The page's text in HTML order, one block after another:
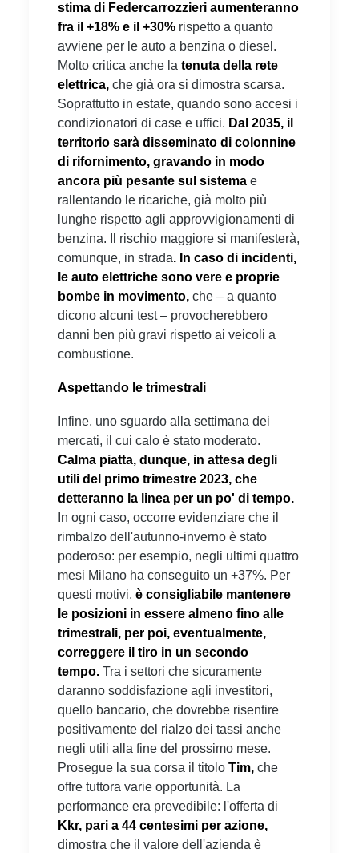
stima di Federcarrozzieri aumenteranno
fra il +18% e il +30% rispetto a quanto
avviene per le auto a benzina o diesel.
Molto critica anche la tenuta della rete
elettrica, che già ora si dimostra scarsa.
Soprattutto in estate, quando sono accesi i
condizionatori di case e uffici. Dal 2035, il
territorio sarà disseminato di colonnine
di rifornimento, gravando in modo
ancora più pesante sul sistema e
rallentando le ricariche, già molto più
lunghe rispetto agli approvvigionamenti di
benzina. Il rischio maggiore si manifesterà,
comunque, in strada. In caso di incidenti,
le auto elettriche sono vere e proprie
bombe in movimento, che – a quanto
dicono alcuni test – provocherebbero
danni ben più gravi rispetto ai veicoli a
combustione.
Aspettando le trimestrali
Infine, uno sguardo alla settimana dei
mercati, il cui calo è stato moderato.
Calma piatta, dunque, in attesa degli
utili del primo trimestre 2023, che
detteranno la linea per un po' di tempo.
In ogni caso, occorre evidenziare che il
rimbalzo dell'autunno-inverno è stato
poderoso: per esempio, negli ultimi quattro
mesi Milano ha conseguito un +37%. Per
questi motivi, è consigliabile mantenere
le posizioni in essere almeno fino alle
trimestrali, per poi, eventualmente,
correggere il tiro in un secondo
tempo. Tra i settori che sicuramente
daranno soddisfazione agli investitori,
quello bancario, che dovrebbe risentire
positivamente del rialzo dei tassi anche
negli utili alla fine del prossimo mese.
Prosegue la sua corsa il titolo Tim, che
offre tuttora varie opportunità. La
performance era prevedibile: l'offerta di
Kkr, pari a 44 centesimi per azione,
dimostra che il valore dell'azienda è